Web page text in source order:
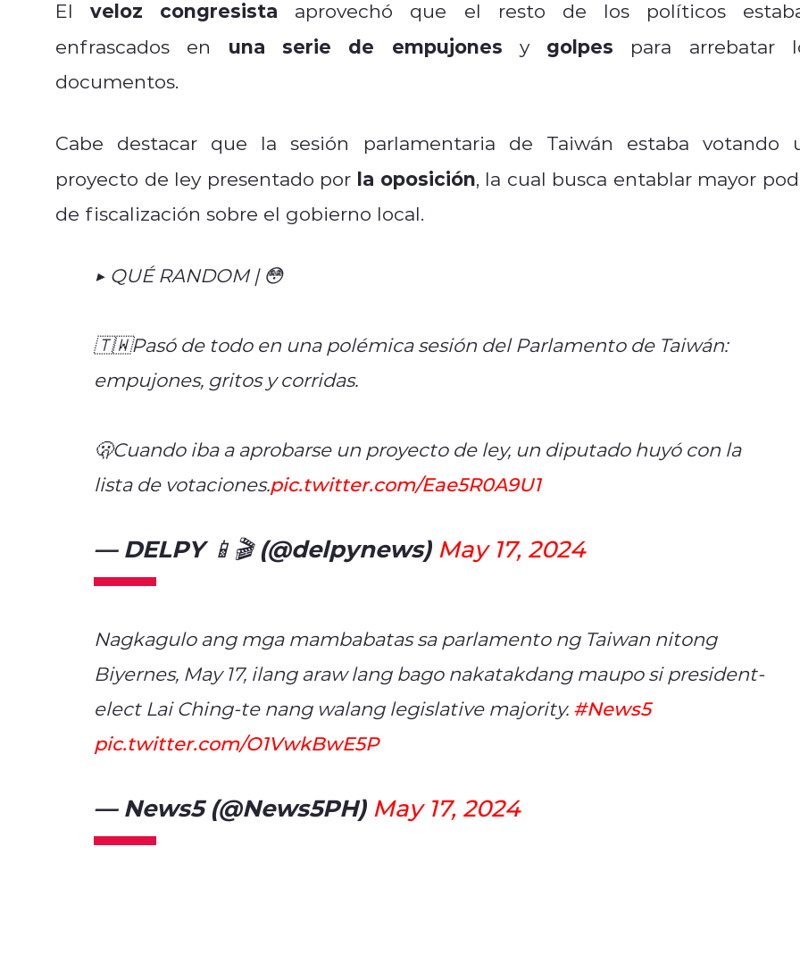
Elveloz congresista aprovechó que el resto de los políticos
enfrascados en una serie de empujones y golpes para arrebatar
documentos.
Cabe destacar que la sesión parlamentaria de Taiwán estaba votando
proyecto de ley presentado por la oposición, la cual busca entablar mayor
de fiscalización sobre el gobierno local.
▶️ QUÉ RANDOM | ​​​​​​​​​​​​​😳
🇹🇼Pasó de todo en una polémica sesión del Parlamento de Taiwán:
empujones, gritos y corridas.
🫢Cuando iba a aprobarse un proyecto de ley, un diputado huyó con la
lista de votaciones.pic.twitter.com/Eae5R0A9U1
— DELPY 📱🎬 (@delpynews) May 17, 2024
Nagkagulo ang mga mambabatas sa parlamento ng Taiwan nitong
Biyernes, May 17, ilang araw lang bago nakatakdang maupo si president-
elect Lai Ching-te nang walang legislative majority. #News5
pic.twitter.com/O1VwkBwE5P
— News5 (@News5PH) May 17, 2024